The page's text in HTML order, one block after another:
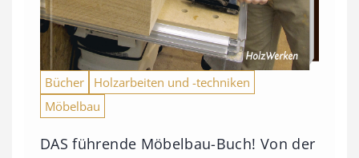
Bücher
Holzarbeiten und -techniken
Möbelbau
DAS führende Möbelbau-Buch! Von der